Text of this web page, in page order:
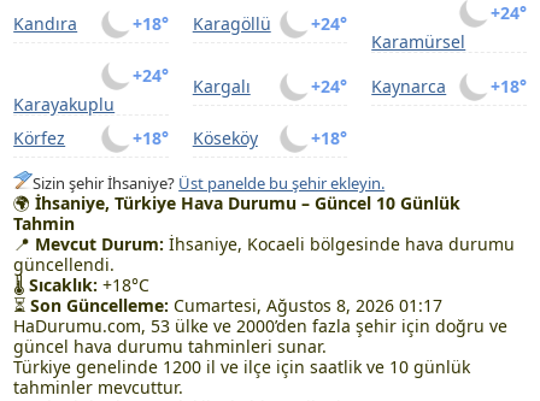
+18°
Kandıra +24°
Karagöllü
+24°
Karamürsel
+24°
Karayakuplu
+24°
Kargalı +18°
Kaynarca
+18°
Körfez +18°
Köseköy
Sizin şehir İhsaniye? Üst panelde bu şehir ekleyin.
🌍İhsaniye, Türkiye Hava Durumu – Güncel 10 Günlük
Tahmin
📍 Mevcut Durum: İhsaniye, Kocaeli bölgesinde hava durumu
güncellendi.
🌡Sıcaklık: +18°C
⏳Son Güncelleme: Cumartesi, Ağustos 8, 2026 01:17
HaDurumu.com, 53 ülke ve 2000’den fazla şehir için doğru ve
güncel hava durumu tahminleri sunar.
Türkiye genelinde 1200 il ve ilçe için saatlik ve 10 günlük
tahminler mevcuttur.